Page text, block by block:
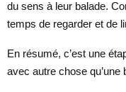
du sens à leur balade.
temps de regarder et de
En résumé, c’est une
avec autre chose qu’une